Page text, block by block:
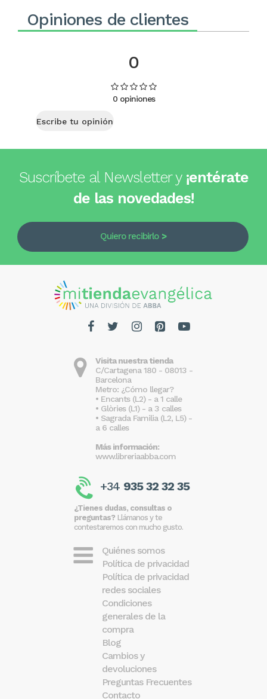
Opiniones de clientes
0
0 opiniones
Escribe tu opinión
Suscríbete al Newsletter y ¡entérate
de las novedades!
Quiero recibirlo
Visita nuestra tienda
C/Cartagena 180 - 08013 -
Barcelona
Metro: ¿Cómo llegar?
• Encants (L2) - a 1 calle
• Glòries (L1) - a 3 calles
• Sagrada Familia (L2, L5) -
a 6 calles
Más información:
www.libreriaabba.com
+34 935 32 32 35
¿Tienes dudas, consultas o
preguntas? Llámanos y te
contestaremos con mucho gusto.
Quiénes somos
Política de privacidad
Política de privacidad
redes sociales
Condiciones
generales de la
compra
Blog
Cambios y
devoluciones
Preguntas Frecuentes
Contacto